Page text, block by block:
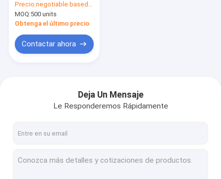
moldeo por
impresión
Precio:negotiable based on quantity
MOQ:500 units
Obtenga el último precio
Contactar ahora
Deja Un Mensaje
Le Responderemos Rápidamente